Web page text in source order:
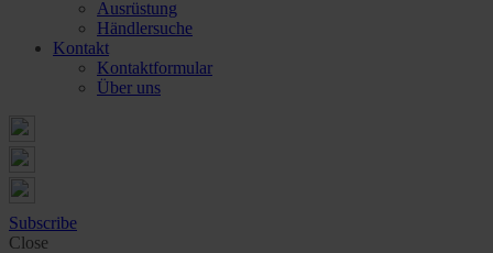
Ausrüstung
Händlersuche
Kontakt
Kontaktformular
Über uns
Subscribe
Close